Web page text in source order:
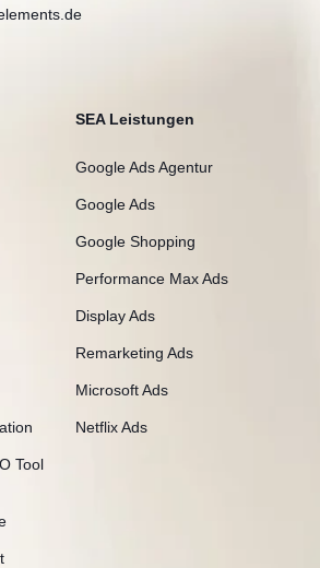
Tool
SEA Leistungen
Google Ads Agentur
Google Ads
Google Shopping
Performance Max Ads
Display Ads
Remarketing Ads
Microsoft Ads
Netflix Ads